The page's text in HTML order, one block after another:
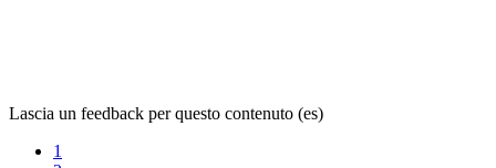
Lascia un feedback per questo contenuto (es)
1